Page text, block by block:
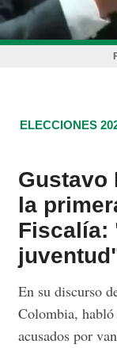
ELECCIONES
Gustavo
la
Fiscalía:
En su discurso
Colombia, habló
acusados por